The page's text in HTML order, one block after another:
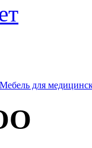
Мебель для